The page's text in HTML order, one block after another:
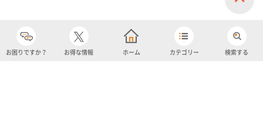
お困りですか？ お得な情報 ホーム カテゴリー 検索する